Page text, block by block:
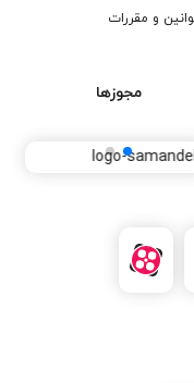
و مقررات
مجوزها